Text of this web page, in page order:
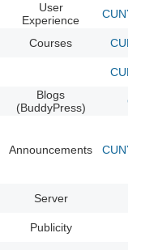
User
Experience
CUNY
Courses
Blogs
(BuddyPress)
Announcements CUNY
Server
Publicity